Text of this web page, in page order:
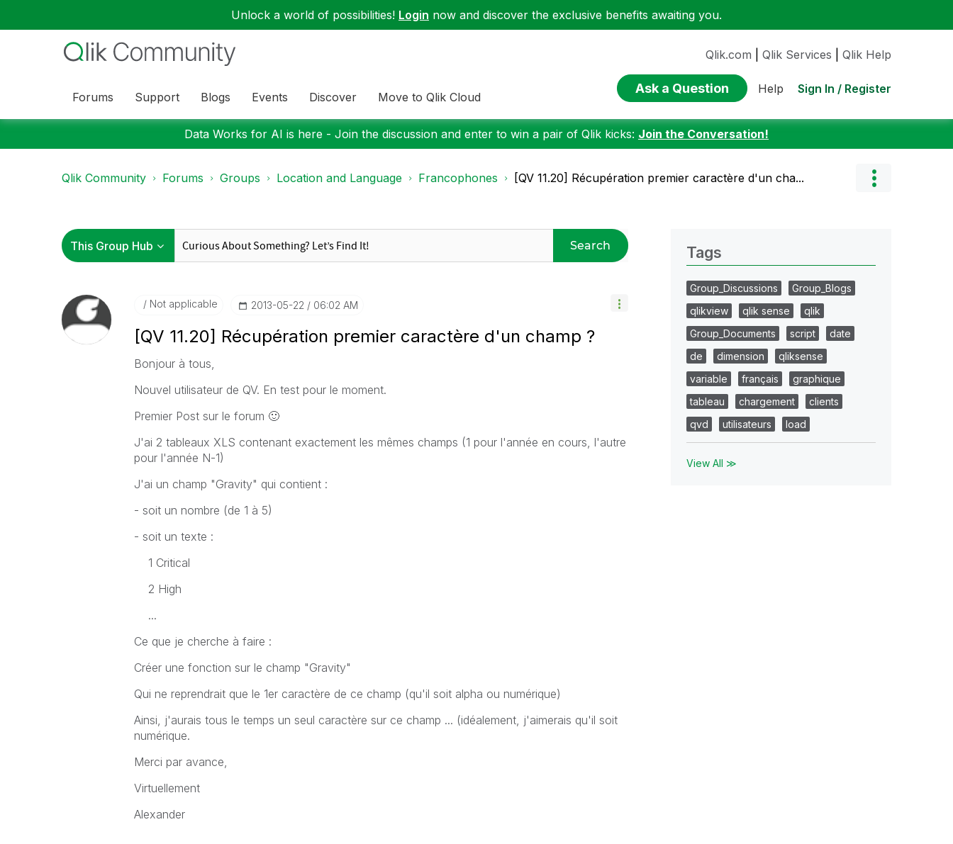
Unlock a world of possibilities! Login now and discover the exclusive benefits awaiting you.
Forums Support Blogs Events Discover Move to Qlik Cloud
Qlik.com Qlik Services Qlik Help
Ask a Question Help Sign In / Register
Data Works for AI is here - Join the discussion and enter to win a pair of Qlik kicks: Join the Conversation!
Qlik Community Forums Groups Location and Language Francophones [QV 11.20] Récupération premier caractère d'un cha...
Search
Not applicable ‎2013-05-22 06:02 AM
[QV 11.20] Récupération premier caractère d'un champ ?
Bonjour à tous,
Nouvel utilisateur de QV. En test pour le moment.
Premier Post sur le forum 🙂
J'ai 2 tableaux XLS contenant exactement les mêmes champs (1 pour l'année en cours, l'autre
pour l'année N-1)
J'ai un champ "Gravity" qui contient :
- soit un nombre (de 1 à 5)
- soit un texte :
1 Critical
2 High
...
Ce que je cherche à faire :
Créer une fonction sur le champ "Gravity"
Qui ne reprendrait que le 1er caractère de ce champ (qu'il soit alpha ou numérique)
Ainsi, j'aurais tous le temps un seul caractère sur ce champ ... (idéalement, j'aimerais qu'il soit
numérique.
Merci par avance,
Virtuellement
Alexander
Tags
Group_Discussions
Group_Blogs
qlikview
qlik sense
qlik
Group_Documents
script
date
de
dimension
qliksense
variable
français
graphique
tableau
chargement
clients
qvd
utilisateurs load
View All ≫